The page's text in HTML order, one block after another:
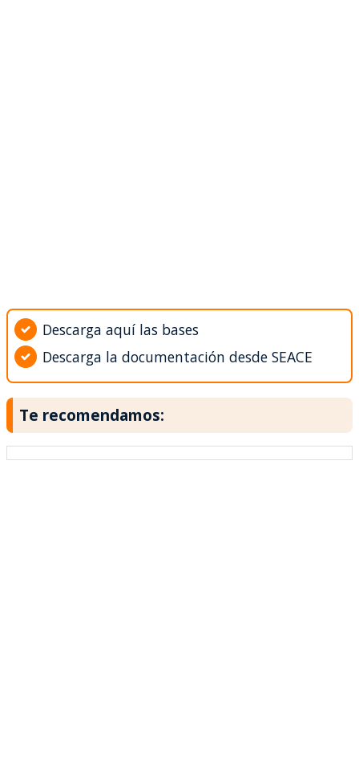
Descarga aquí las bases
Descarga la documentación desde SEACE
Te recomendamos: